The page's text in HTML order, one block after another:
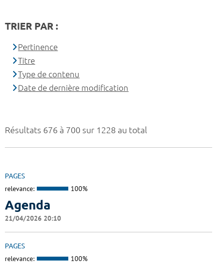
Résultats 676 à 700 sur 1228 au total
PAGES
relevance: 100%
Agenda
21/04/2026 20:10
PAGES
relevance: 100%
TRIER PAR :
Pertinence
Titre
Type de contenu
Date de dernière modification